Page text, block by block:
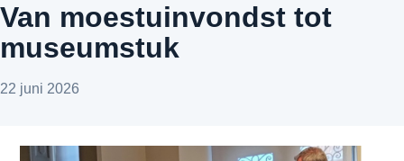
Van moestuinvondst tot
museumstuk
22 juni 2026